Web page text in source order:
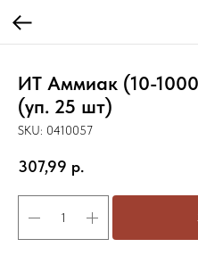
ИТ Аммиак (10-
(уп. 25 шт)
SKU: 0410057
307,99 р.